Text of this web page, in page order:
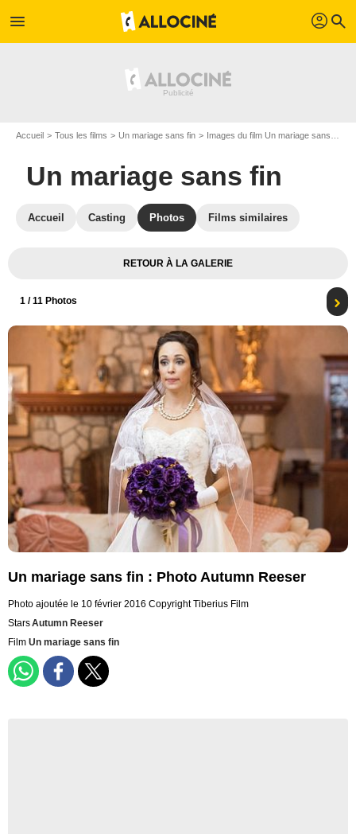
menu profil search
Accueil Tous les films Un mariage sans fin Images du film Un mariage sans fin
Un mariage sans fin
Accueil Casting Photos Films similaires
RETOUR À LA GALERIE
1 / 11 Photos
Un mariage sans fin : Photo Autumn Reeser
Photo ajoutée le 10 février 2016 Copyright Tiberius Film
StarsAutumn Reeser
Film Un mariage sans fin